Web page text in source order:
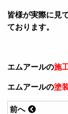
皆様が実際に見
ております。
エムアールの施
エムアールの塗
前へ